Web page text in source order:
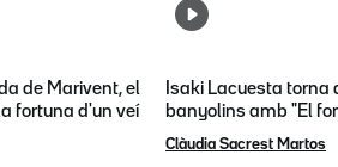
de Marivent, el
fortuna d'un veí
Isaki Lacuesta torna
banyolins amb "El
Clàudia Sacrest Martos